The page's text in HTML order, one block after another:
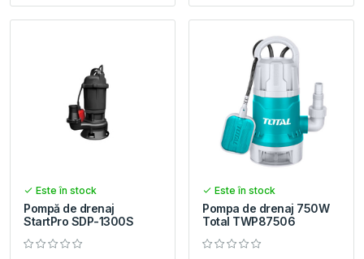
Este în stock
Pompă de drenaj
StartPro SDP-1300S
Este în stock
Pompa de drenaj 750W
Total TWP87506